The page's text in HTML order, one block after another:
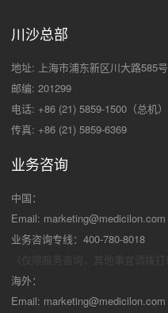
川沙总部
地址: 上海市浦东新区川大路585号
邮编: 201299
电话: +86 (21) 5859-1500（总机）
传真: +86 (21) 5859-6369
业务咨询
中国：
Email: marketing@medicilon.com
业务咨询专线：400-780-8018
海外：
Email: marketing@medicilon.com